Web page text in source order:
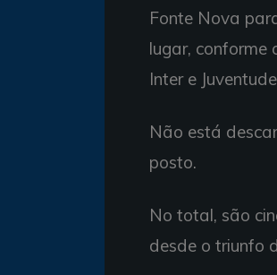
Fonte Nova
lugar, conforme
Inter e
Não está
posto.
No total, são
desde o triunfo